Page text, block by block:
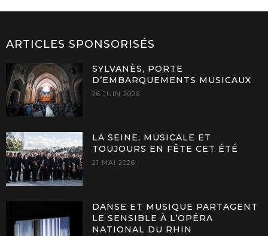
ARTICLES SPONSORISÉS
SYLVANÈS, PORTE
D’EMBARQUEMENTS MUSICAUX
26 JUIN 2026
LA SEINE, MUSICALE ET
TOUJOURS EN FÊTE CET ÉTÉ
21 MAI 2026
DANSE ET MUSIQUE PARTAGENT
LE SENSIBLE À L’OPÉRA
NATIONAL DU RHIN